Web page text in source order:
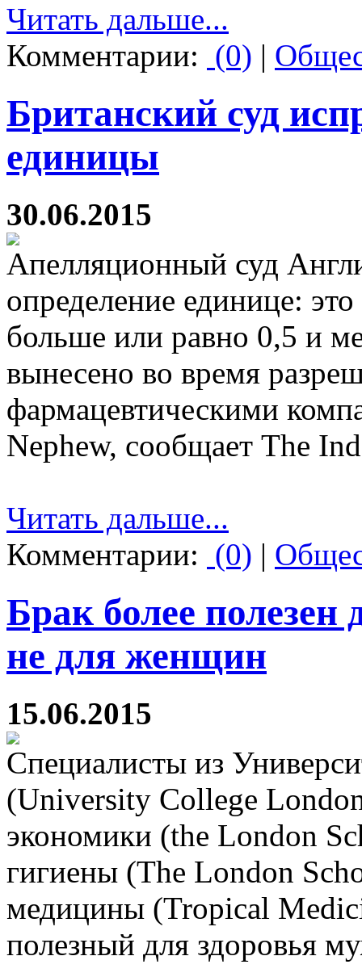
Читать дальше...
Комментарии: (0) |
Британский суд
единицы
30.06.2015
Апелляционный суд
определение единице:
больше или равно 0,5 и
вынесено во время
фармацевтическими
Nephew, сообщает The
Читать дальше...
Комментарии: (0) |
Брак более
не для женщин
15.06.2015
Специалисты из
(University College
экономики (the London
гигиены (The London
медицины (Tropical
полезный для здоровья